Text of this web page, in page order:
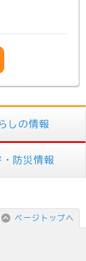
しの情報
・防災情報
ページトップへ